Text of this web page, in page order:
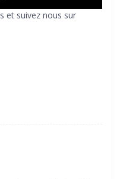
et suivez nous sur